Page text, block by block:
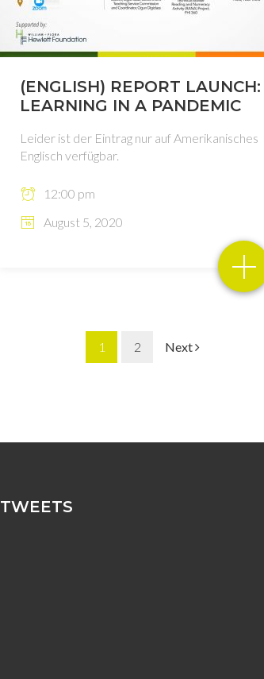
(ENGLISH) REPORT LAUNCH:
LEARNING IN A PANDEMIC
Leider ist der Eintrag nur auf Amerikanisches
Englisch verfügbar.
12:00 pm
August 5, 2020
1 2 Next
TWEETS